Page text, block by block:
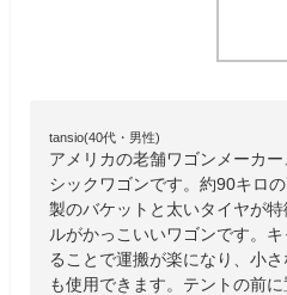
tansio(40代・男性)
アメリカの老舗ワゴンメーカ
シックワゴンです。約90キロ
製のバケットと太いタイヤが
ルがかっこいいワゴンです。
ることで運搬が楽になり、小
も使用できます。テントの前